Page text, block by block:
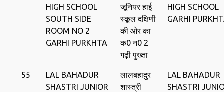
HIGH SCHOOL
SOUTH SIDE
ROOM NO 2
GARHI PURKHTA
जूनियर हाई
स्कूल दक्षिणी
की ओर का
क0 न0 2
गढ़ी पुख्ता
HIGH SCHOOL
GARHI
55
LAL BAHADUR
SHASTRI JUNIOR
लालबहादुर
शास्त्री
LAL BAHADUR
SHASTRI